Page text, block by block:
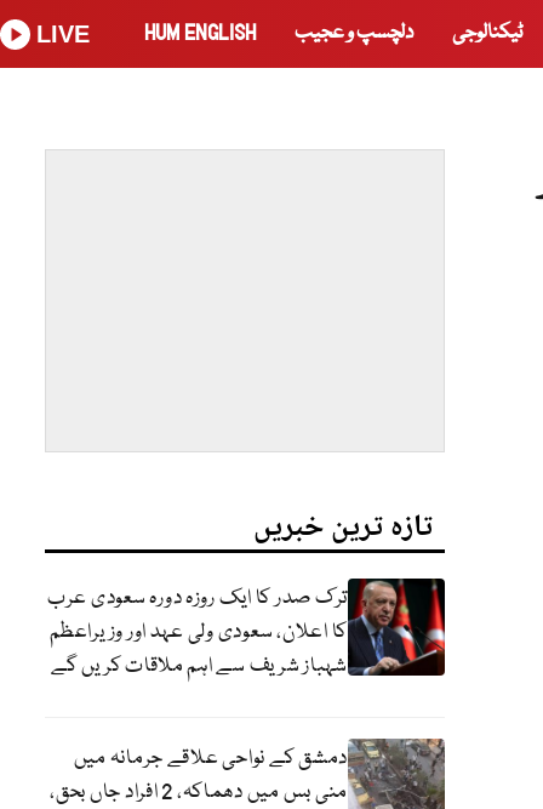
ٹیکنالوجی دلچسپ و عجیب HUM ENGLISH
LIVE
تازہ ترین خبریں
ترک صدر کا ایک روزہ دورہ سعودی عرب
کا اعلان، سعودی ولی عہد اور وزیراعظم
شہباز شریف سے اہم ملاقات کریں گے
دمشق کے نواحی علاقے جرمانہ میں
منی بس میں دھماکہ، 2 افراد جاں بحق،